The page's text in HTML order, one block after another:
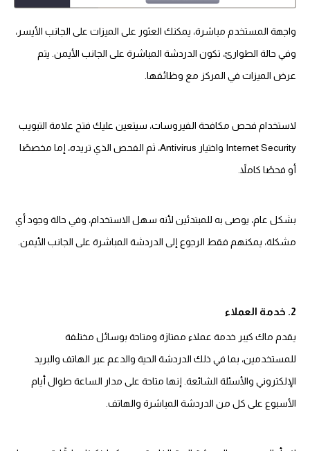
واجهة المستخدم مباشرة، يمكنك العثور على الميزات على الجانب الأيسر،
وفي حالة الطوارئ، تكون الدردشة المباشرة على الجانب الأيمن. يتم
عرض الميزات في المركز مع وظائفها.
لاستخدام فحص مكافحة الفيروسات، سيتعين عليك فتح علامة التبويب
Internet Security واختيار Antivirus، ثم الفحص الذي تريده، إما مخصصًا
أو فحصًا كاملاً.
بشكل عام، يوصى به للمبتدئين لأنه سهل الاستخدام، وفي حالة وجود أي
مشكلة، يمكنهم فقط الرجوع إلى الدردشة المباشرة على الجانب الأيمن.
2. خدمة العملاء
يقدم ماك كيبر خدمة عملاء ممتازة ومتاحة بوسائل مختلفة
للمستخدمين، بما في ذلك الدردشة الحية والدعم عبر الهاتف والبريد
الإلكتروني والأسئلة الشائعة. إنها متاحة على مدار الساعة طوال أيام
الأسبوع على كل من الدردشة المباشرة والهاتف.